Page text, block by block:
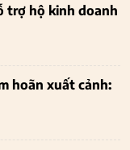
trợ hộ kinh doanh
hoãn xuất cảnh: